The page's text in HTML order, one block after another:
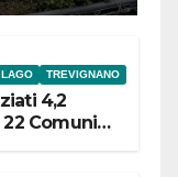
LAGO TREVIGNANO
4,2
Comuni